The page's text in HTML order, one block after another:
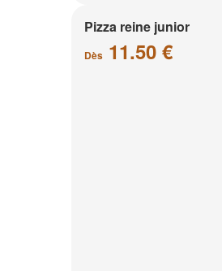
Pizza reine junior
Dès 11.50 €